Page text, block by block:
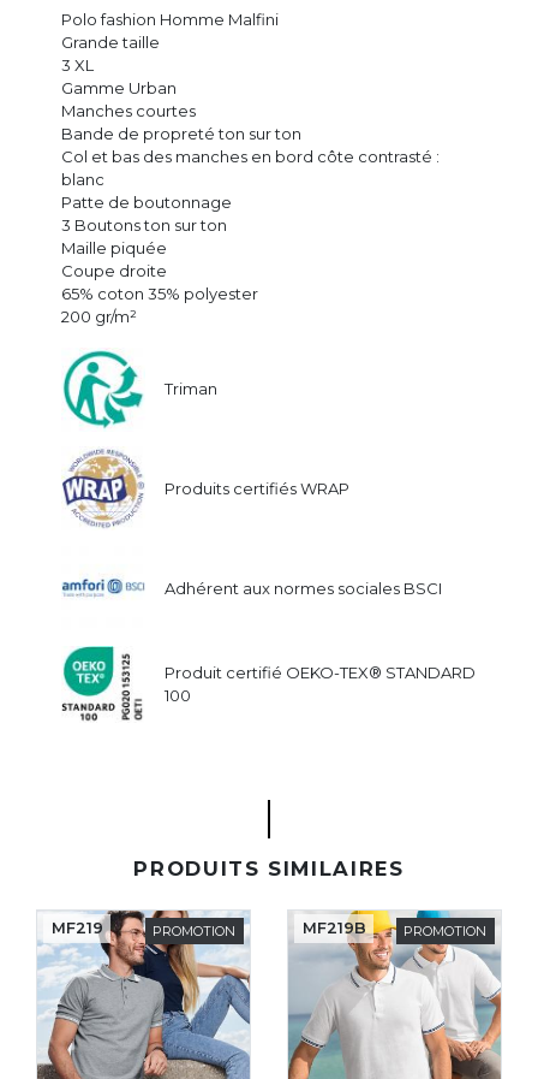
Polo fashion Homme Malfini
Grande taille
3 XL
Gamme Urban
Manches courtes
Bande de propreté ton sur ton
Col et bas des manches en bord côte contrasté :
blanc
Patte de boutonnage
3 Boutons ton sur ton
Maille piquée
Coupe droite
65% coton 35% polyester
200 gr/m²
Triman
Produits certifiés WRAP
Adhérent aux normes sociales BSCI
Produit certifié OEKO-TEX® STANDARD
100
PRODUITS SIMILAIRES
PROMOTION
MF219 PROMOTION
MF219B